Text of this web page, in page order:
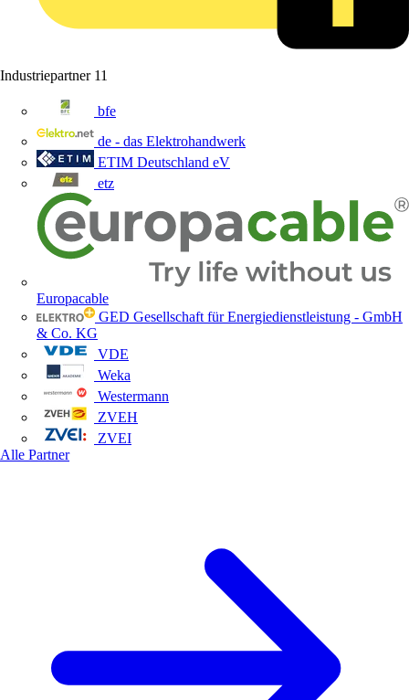
Industriepartner 11
bfe
de - das Elektrohandwerk
ETIM Deutschland eV
etz
Europacable
GED Gesellschaft für Energiedienstleistung - GmbH
& Co. KG
VDE
Weka
Westermann
ZVEH
ZVEI
Alle Partner